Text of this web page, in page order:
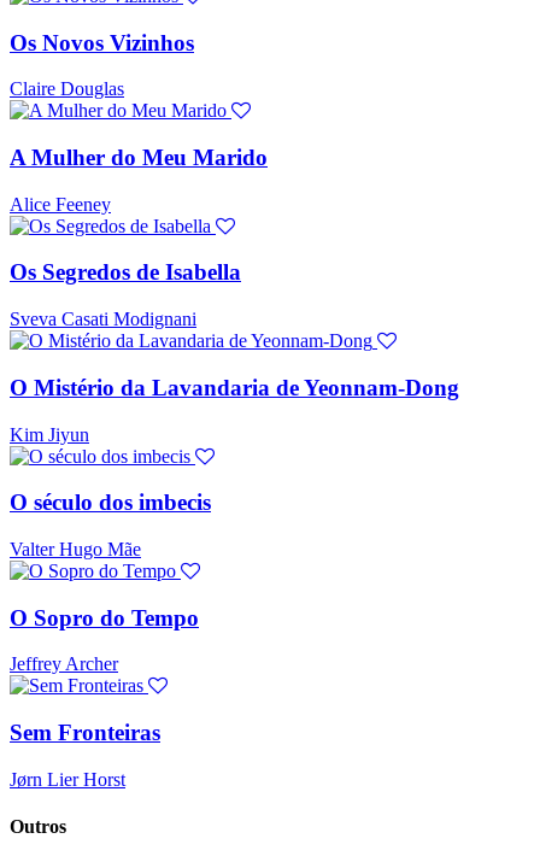
Os Novos Vizinhos
Claire Douglas
A Mulher do Meu Marido
Alice Feeney
Os Segredos de Isabella
Sveva Casati Modignani
O Mistério da Lavandaria de Yeonnam-Dong
Kim Jiyun
O século dos imbecis
Valter Hugo Mãe
O Sopro do Tempo
Jeffrey Archer
Sem Fronteiras
Jørn Lier Horst
Outros